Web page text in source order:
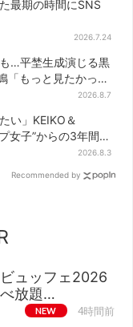
最期の時間にSNS
2026.7.24
…平埜生成演じる黒
「もっと見たかっ
2026.8.7
い」KEIKO＆
女子”からの3年間
2026.8.3
Recommended by
ュッフェ2026
放題…
NEW 4時間前